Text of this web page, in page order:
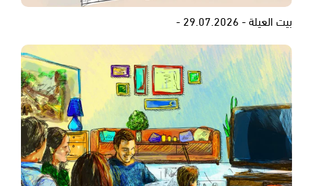
بيت العيلة - 29.07.2026 -